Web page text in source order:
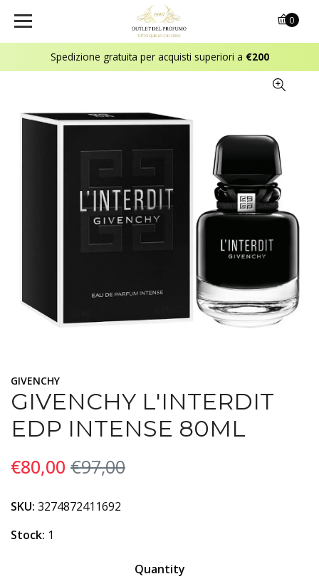
Spedizione gratuita per acquisti superiori a €200
0
GIVENCHY
GIVENCHY L'INTERDIT
EDP INTENSE 80ML
€80,00 €97,00
SKU: 3274872411692
Stock: 1
Quantity